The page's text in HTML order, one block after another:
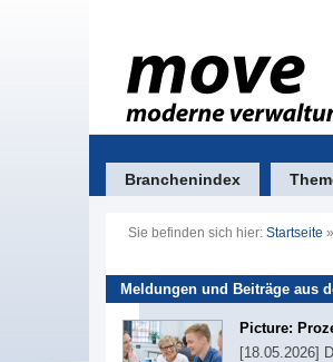
Branchenindex
Sie befinden sich hier: Startseite »
Meldungen und Beiträge aus
Picture:
[18.05.2026]